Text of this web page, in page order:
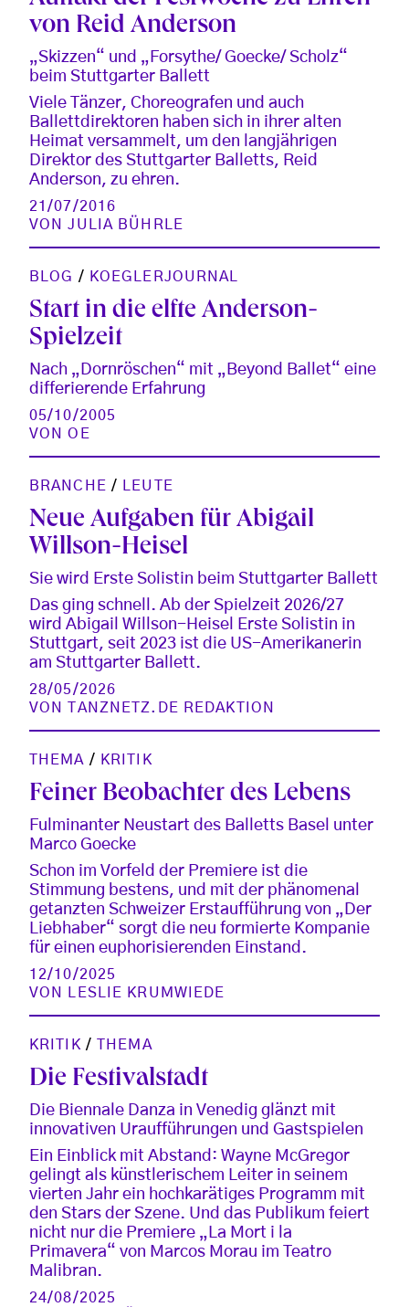
von Reid Anderson
„Skizzen“ und „Forsythe/ Goecke/ Scholz“
beim Stuttgarter Ballett
Viele Tänzer, Choreografen und auch
Ballettdirektoren haben sich in ihrer alten
Heimat versammelt, um den langjährigen
Direktor des Stuttgarter Balletts, Reid
Anderson, zu ehren.
21/07/2016
VONJULIA BÜHRLE
BLOG / KOEGLERJOURNAL
Start in die elfte Anderson-
Spielzeit
Nach „Dornröschen“ mit „Beyond Ballet“ eine
differierende Erfahrung
05/10/2005
VONOE
BRANCHE / LEUTE
Neue Aufgaben für Abigail
Willson-Heisel
Sie wird Erste Solistin beim Stuttgarter Ballett
Das ging schnell. Ab der Spielzeit 2026/27
wird Abigail Willson-Heisel Erste Solistin in
Stuttgart, seit 2023 ist die US-Amerikanerin
am Stuttgarter Ballett.
28/05/2026
VON
TANZNETZ.DE REDAKTION
THEMA / KRITIK
Feiner Beobachter des Lebens
Fulminanter Neustart des Balletts Basel unter
Marco Goecke
Schon im Vorfeld der Premiere ist die
Stimmung bestens, und mit der phänomenal
getanzten Schweizer Erstaufführung von „Der
Liebhaber“ sorgt die neu formierte Kompanie
für einen euphorisierenden Einstand.
12/10/2025
VON
LESLIE KRUMWIEDE
KRITIK / THEMA
Die Festivalstadt
Die Biennale Danza in Venedig glänzt mit
innovativen Uraufführungen und Gastspielen
Ein Einblick mit Abstand: Wayne McGregor
gelingt als künstlerischem Leiter in seinem
vierten Jahr ein hochkarätiges Programm mit
den Stars der Szene. Und das Publikum feiert
nicht nur die Premiere „La Mort i la
Primavera“ von Marcos Morau im Teatro
Malibran.
24/08/2025